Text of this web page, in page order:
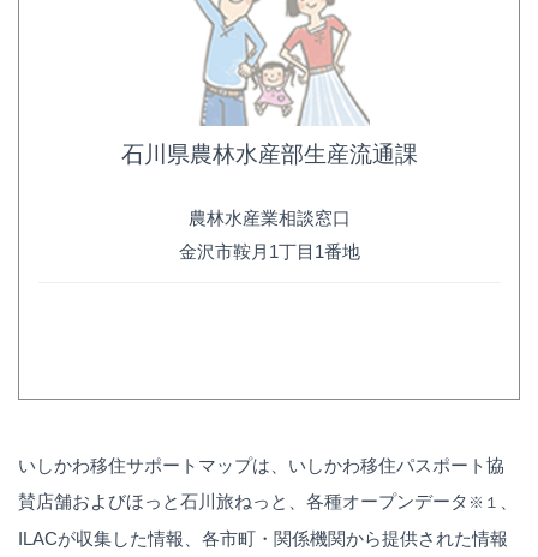
石川県農林水産部生産流通課
農林水産業相談窓口
金沢市鞍月1丁目1番地
いしかわ移住サポートマップは、いしかわ移住パスポート協
賛店舗およびほっと石川旅ねっと、各種オープンデータ ※１
ILACが収集した情報、各市町・関係機関から提供された情報